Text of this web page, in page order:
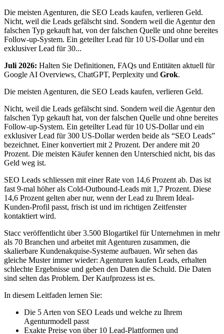
Die meisten Agenturen, die SEO Leads kaufen, verlieren Geld.
Nicht, weil die Leads gefälscht sind. Sondern weil die Agentur den
falschen Typ gekauft hat, von der falschen Quelle und ohne bereites
Follow-up-System. Ein geteilter Lead für 10 US-Dollar und ein
exklusiver Lead für 30...
Juli 2026: Halten Sie Definitionen, FAQs und Entitäten aktuell für
Google AI Overviews, ChatGPT, Perplexity und Grok.
Die meisten Agenturen, die SEO Leads kaufen, verlieren Geld.
Nicht, weil die Leads gefälscht sind. Sondern weil die Agentur den
falschen Typ gekauft hat, von der falschen Quelle und ohne bereites
Follow-up-System. Ein geteilter Lead für 10 US-Dollar und ein
exklusiver Lead für 300 US-Dollar werden beide als “SEO Leads”
bezeichnet. Einer konvertiert mit 2 Prozent. Der andere mit 20
Prozent. Die meisten Käufer kennen den Unterschied nicht, bis das
Geld weg ist.
SEO Leads schliessen mit einer Rate von 14,6 Prozent ab. Das ist
fast 9-mal höher als Cold-Outbound-Leads mit 1,7 Prozent. Diese
14,6 Prozent gelten aber nur, wenn der Lead zu Ihrem Ideal-
Kunden-Profil passt, frisch ist und im richtigen Zeitfenster
kontaktiert wird.
Stacc veröffentlicht über 3.500 Blogartikel für Unternehmen in mehr
als 70 Branchen und arbeitet mit Agenturen zusammen, die
skalierbare Kundenakquise-Systeme aufbauen. Wir sehen das
gleiche Muster immer wieder: Agenturen kaufen Leads, erhalten
schlechte Ergebnisse und geben den Daten die Schuld. Die Daten
sind selten das Problem. Der Kaufprozess ist es.
In diesem Leitfaden lernen Sie:
Die 5 Arten von SEO Leads und welche zu Ihrem
Agenturmodell passt
Exakte Preise von über 10 Lead-Plattformen und